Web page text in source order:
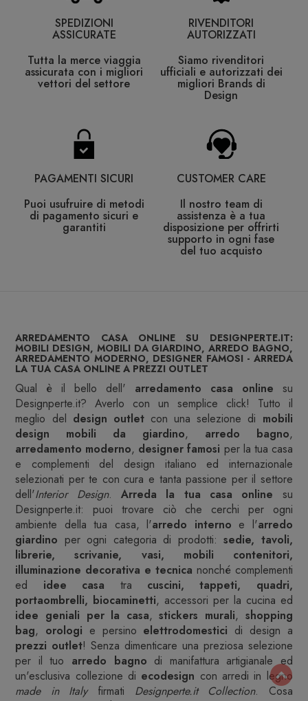
SPEDIZIONI
ASSICURATE
Tutta la merce viaggia
assicurata con i migliori
vettori del settore
RIVENDITORI
AUTORIZZATI
Siamo rivenditori
ufficiali e autorizzati dei
migliori Brands di
Design
PAGAMENTI SICURI
Puoi usufruire di metodi
di pagamento sicuri e
garantiti
CUSTOMER CARE
Il nostro team di
assistenza è a tua
disposizione per offrirti
supporto in ogni fase
del tuo acquisto
ARREDAMENTO CASA ONLINE SU DESIGNPERTE.IT:
MOBILI DESIGN, MOBILI DA GIARDINO, ARREDO BAGNO,
ARREDAMENTO MODERNO, DESIGNER FAMOSI - ARREDA
LA TUA CASA ONLINE A PREZZI OUTLET
Qual è il bello dell' arredamento casa online su
Designperte.it? Averlo con un semplice click! Tutto il
meglio del design outletcon una selezione di mobili
design
mobili da giardino, arredo bagno,
arredamento moderno, designer famosi per la tua casa
e complementi del design italiano ed internazionale
selezionati per te con cura e tanta passione per il settore
dell'Interior Design.Arreda la tua casa online su
Designperte.it: puoi trovare ciò che cerchi per ogni
ambiente della tua casa, l'arredo interno e l'arredo
giardino per ogni categoria di prodotti:sedie, tavoli,
librerie, scrivanie, vasi, mobili contenitori,
illuminazione decorativa e tecnica nonché complementi
ed idee casa tra cuscini, tappeti, quadri,
portaombrelli, biocaminetti, accessori per la cucina ed
idee geniali per la casa,stickers murali, shopping
bag, orologi e persino elettrodomestici di design a
prezzi outlet! Senza dimenticare una preziosa selezione
per il tuo arredo bagno di manifattura artigianale ed
un'esclusiva collezione di ecodesign con arredi in legno
made in Italyfirmati Designperte.it Collection. Cosa